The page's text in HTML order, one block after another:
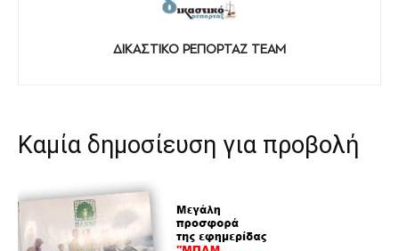
ΔΙΚΑΣΤΙΚΟ ΡΕΠΟΡΤΑΖ TEAM
Καμία δημοσίευση για προβολή